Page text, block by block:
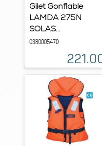
Gilet Gonflable
LAMDA 275N
SOLAS...
0380005470